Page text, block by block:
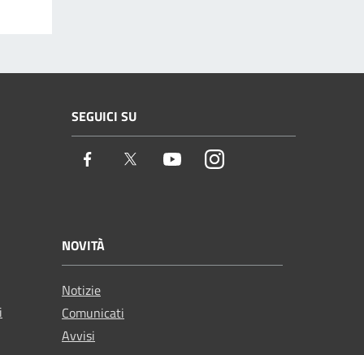
SEGUICI SU
Facebook Twitter YoutubeInstagram
NOVITÀ
Notizie
Comunicati
Avvisi